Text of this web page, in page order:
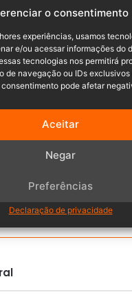
o consentimento
experiências, usamos
e/ou acessar informações do
tecnologias nos permitirá
de navegação ou IDs
pode afetar
Aceitar
Negar
Preferências
Declaração de privacidade
a população tenha
conselhos
transmissão
Comentários